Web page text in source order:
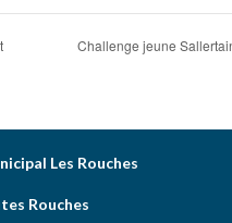
Challenge jeune
Les Rouches
Rouches